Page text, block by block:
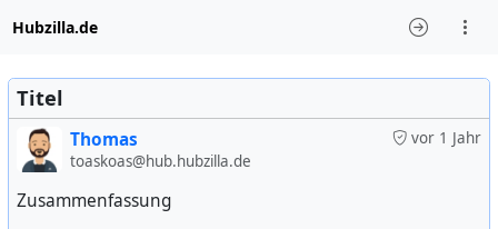
Hubzilla.de
Titel
vor 1 Jahr
Thomas
toaskoas@hub.hubzilla.de
Zusammenfassung